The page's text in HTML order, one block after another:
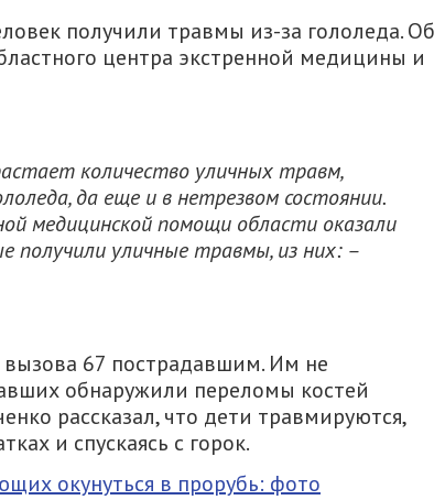
получили травмы из-за гололеда. Об
центра экстренной медицины и
количество уличных травм,
да еще и в нетрезвом состоянии.
медицинской помощи области оказали
уличные травмы, из них: –
67 пострадавшим. Им не
обнаружили переломы костей
рассказал, что дети травмируются,
и спускаясь с горок.
окунуться в прорубь: фото